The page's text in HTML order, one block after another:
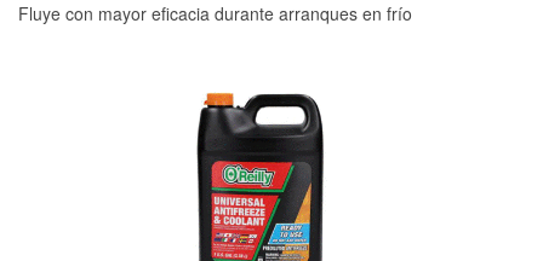
Fluye con mayor eficacia durante arranques en frío